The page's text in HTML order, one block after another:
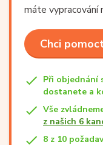
máte vypracování
Chci
Při objednání
dostanete a
Vše
z našich 6
8 z 10